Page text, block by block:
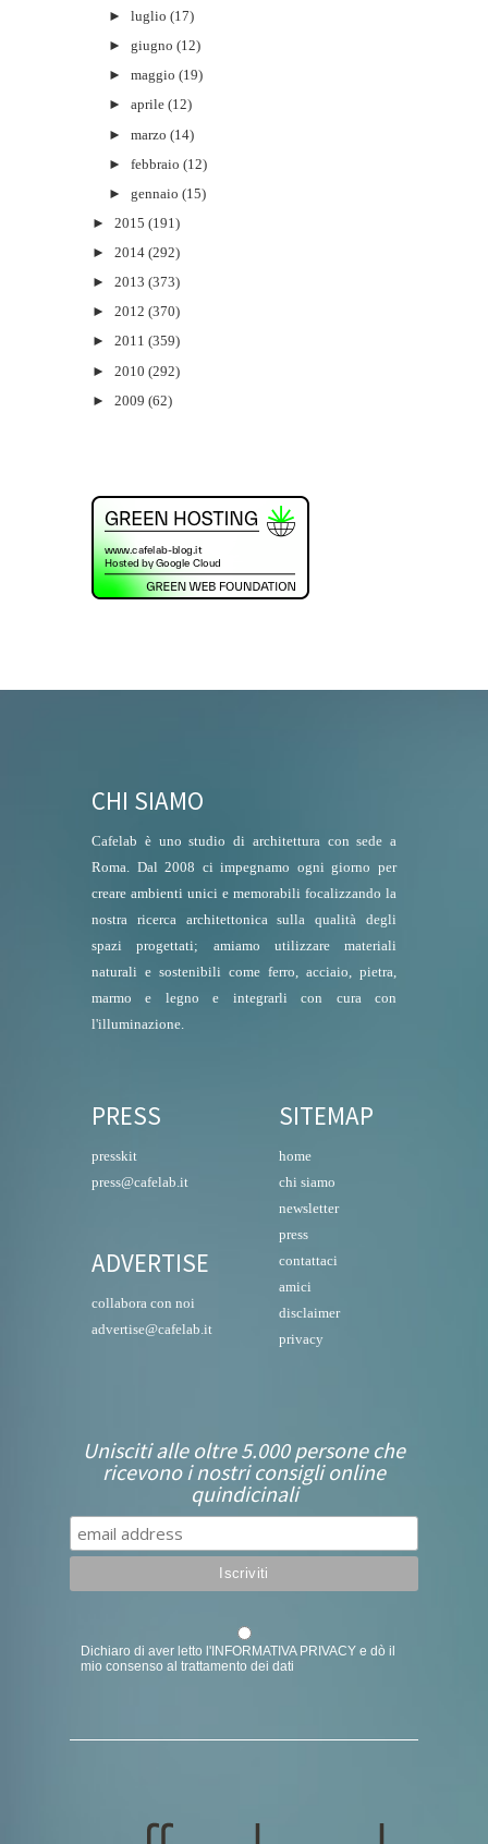
►luglio (17)
►giugno (12)
►maggio (19)
►aprile (12)
►marzo (14)
►febbraio (12)
►gennaio (15)
► 2015 (191)
► 2014 (292)
► 2013 (373)
► 2012 (370)
► 2011 (359)
► 2010 (292)
► 2009 (62)
CHI SIAMO
Cafelab è uno studio di architettura con sede a
Roma. Dal 2008 ci impegnamo ogni giorno per
creare ambienti unici e memorabili focalizzando la
nostra ricerca architettonica sulla qualità degli
spazi progettati; amiamo utilizzare materiali
naturali e sostenibili come ferro, acciaio, pietra,
marmo e legno e integrarli con cura con
l'illuminazione.
PRESS
presskit
press@cafelab.it
ADVERTISE
collabora con noi
advertise@cafelab.it
SITEMAP
home
chi siamo
newsletter
press
contattaci
amici
disclaimer
privacy
Unisciti alle oltre 5.000 persone che
ricevono i nostri consigli online
quindicinali
Dichiaro di aver letto l'INFORMATIVA PRIVACY e dò il
mio consenso al trattamento dei dati